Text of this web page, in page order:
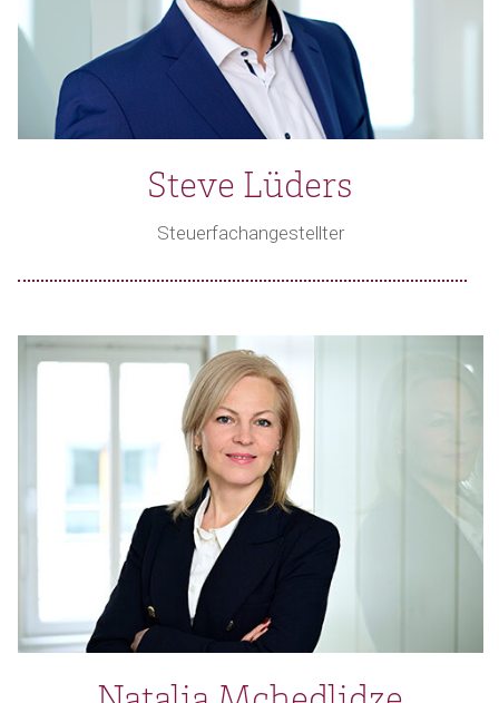
Steve Lüders
Steuerfachangestellter